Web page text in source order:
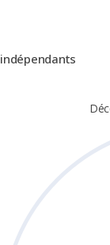
indépendants
Les cookies
Internet. En